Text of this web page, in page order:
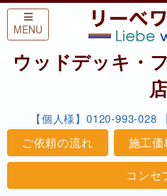
Skip to content
MENU
ウッドデッキ・
店
【個人様】0120-993-028
ご依頼の流れ 施工価
コンセ